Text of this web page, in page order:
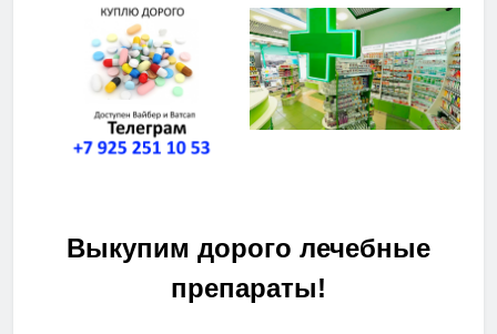
Выкупим дорого лечебные
препараты!